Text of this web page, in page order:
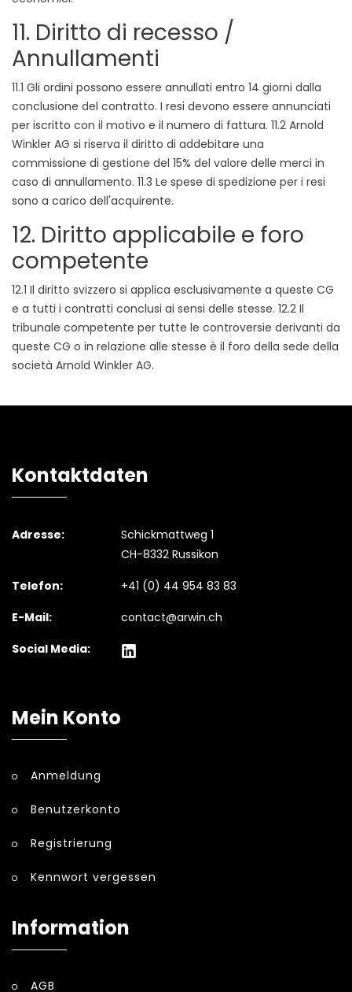
11. Diritto di recesso /
Annullamenti
11.1 Gli ordini possono essere annullati entro 14 giorni dalla
conclusione del contratto. I resi devono essere annunciati
per iscritto con il motivo e il numero di fattura. 11.2 Arnold
Winkler AG si riserva il diritto di addebitare una
commissione di gestione del 15% del valore delle merci in
caso di annullamento. 11.3 Le spese di spedizione per i resi
sono a carico dell'acquirente.
12. Diritto applicabile e foro
competente
12.1 Il diritto svizzero si applica esclusivamente a queste CG
e a tutti i contratti conclusi ai sensi delle stesse. 12.2 Il
tribunale competente per tutte le controversie derivanti da
queste CG o in relazione alle stesse è il foro della sede della
società Arnold Winkler AG.
Kontaktdaten
Adresse:
Schickmattweg 1
CH-8332 Russikon
Telefon:
+41 (0) 44 954 83 83
E-Mail:
contact@arwin.ch
Social Media:
Mein Konto
Anmeldung
Benutzerkonto
Registrierung
Kennwort vergessen
Information
AGB